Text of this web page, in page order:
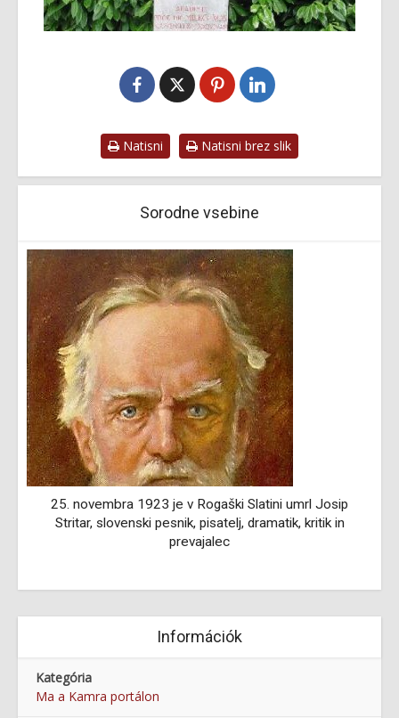
Natisni Natisni brez slik
Sorodne vsebine
25. novembra 1923 je v Rogaški Slatini umrl Josip
Stritar, slovenski pesnik, pisatelj, dramatik, kritik in
prevajalec
Információk
Kategória
Ma a Kamra portálon